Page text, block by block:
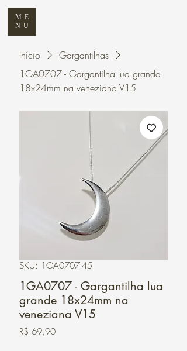
ME
NU
Início
Gargantilhas
1GA0707 - Gargantilha lua grande
18x24mm na veneziana V15
SKU: 1GA0707-45
1GA0707 - Gargantilha lua
grande 18x24mm na
veneziana V15
R$ 69,90Preço